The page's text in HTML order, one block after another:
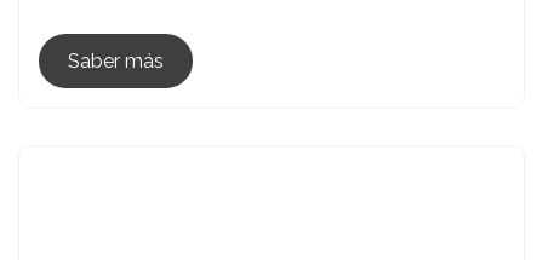
Saber más